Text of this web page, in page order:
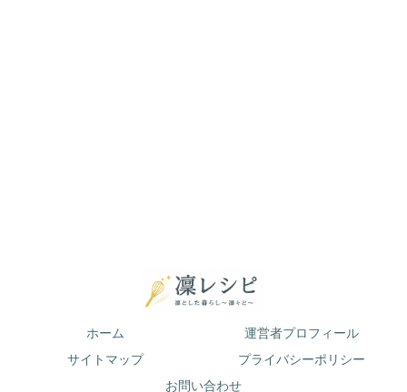
ホーム
運営者プロフィール
サイトマップ
プライバシーポリシー
お問い合わせ